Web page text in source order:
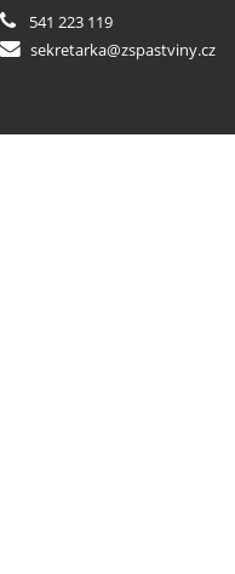
541 223 119
sekretarka@zspastviny.cz